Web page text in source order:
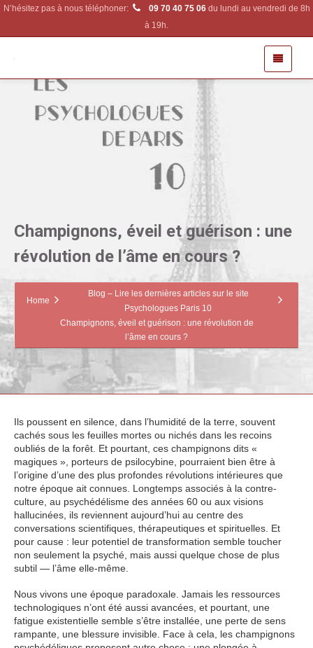
N’hésitez pas à nous téléphoner: 09 70 40 75 06du lundi au vendredi de 8h
à 19h.
Champignons, éveil et guérison : une
révolution de l’âme en cours ?
Home
Blog – Lire les dernières articles sur le site
Psychologues Paris 10
Champignons, éveil et guérison : une révolution de
l’âme en cours ?
Ils poussent en silence, dans l’humidité de la terre, souvent
cachés sous les feuilles mortes ou nichés dans les recoins
oubliés de la forêt. Et pourtant, ces champignons dits «
magiques », porteurs de psilocybine, pourraient bien être à
l’origine d’une des plus profondes révolutions intérieures que
notre époque ait connues. Longtemps associés à la contre-
culture, au psychédélisme des années 60 ou aux visions
hallucinées, ils reviennent aujourd’hui au centre des
conversations scientifiques, thérapeutiques et spirituelles. Et
pour cause : leur potentiel de transformation semble toucher
non seulement la psyché, mais aussi quelque chose de plus
subtil — l’âme elle-même.
Nous vivons une époque paradoxale. Jamais les ressources
technologiques n’ont été aussi avancées, et pourtant, une
fatigue existentielle semble s’être installée, une perte de sens
rampante, une blessure invisible. Face à cela, les champignons